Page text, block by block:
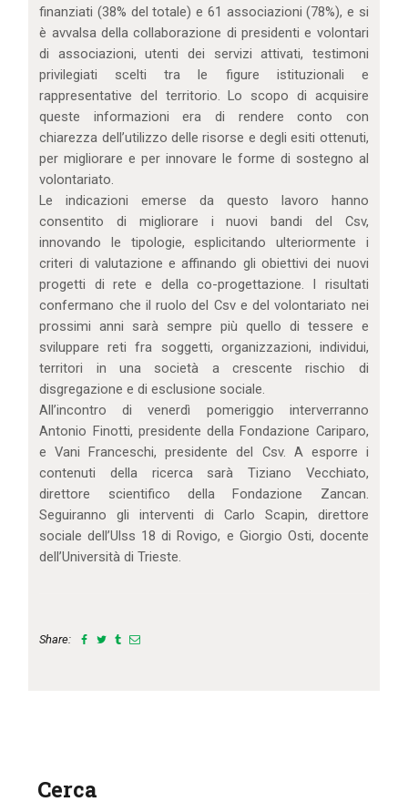
finanziati (38% del totale) e 61 associazioni (78%), e si
è avvalsa della collaborazione di presidenti e volontari
di associazioni, utenti dei servizi attivati, testimoni
privilegiati scelti tra le figure istituzionali e
rappresentative del territorio. Lo scopo di acquisire
queste informazioni era di rendere conto con
chiarezza dell’utilizzo delle risorse e degli esiti ottenuti,
per migliorare e per innovare le forme di sostegno al
volontariato.
Le indicazioni emerse da questo lavoro hanno
consentito di migliorare i nuovi bandi del Csv,
innovando le tipologie, esplicitando ulteriormente i
criteri di valutazione e affinando gli obiettivi dei nuovi
progetti di rete e della co-progettazione. I risultati
confermano che il ruolo del Csv e del volontariato nei
prossimi anni sarà sempre più quello di tessere e
sviluppare reti fra soggetti, organizzazioni, individui,
territori in una società a crescente rischio di
disgregazione e di esclusione sociale.
All’incontro di venerdì pomeriggio interverranno
Antonio Finotti, presidente della Fondazione Cariparo,
e Vani Franceschi, presidente del Csv. A esporre i
contenuti della ricerca sarà Tiziano Vecchiato,
direttore scientifico della Fondazione Zancan.
Seguiranno gli interventi di Carlo Scapin, direttore
sociale dell’Ulss 18 di Rovigo, e Giorgio Osti, docente
dell’Università di Trieste.
Share:
Cerca